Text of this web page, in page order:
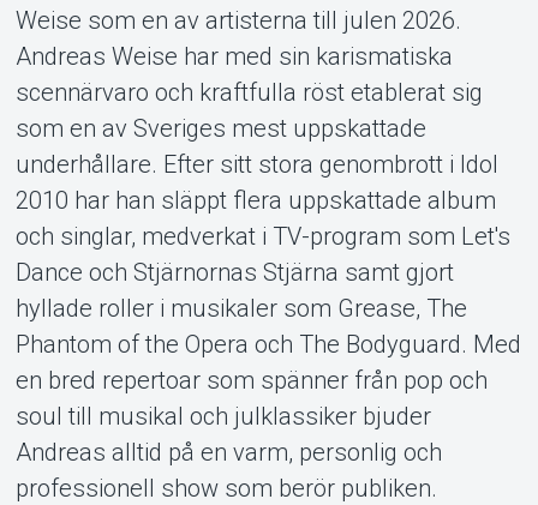
Weise som en av artisterna till julen 2026.
Andreas Weise har med sin karismatiska
scennärvaro och kraftfulla röst etablerat sig
som en av Sveriges mest uppskattade
underhållare. Efter sitt stora genombrott i Idol
2010 har han släppt flera uppskattade album
och singlar, medverkat i TV-program som Let's
Dance och Stjärnornas Stjärna samt gjort
hyllade roller i musikaler som Grease, The
Phantom of the Opera och The Bodyguard. Med
en bred repertoar som spänner från pop och
soul till musikal och julklassiker bjuder
Andreas alltid på en varm, personlig och
professionell show som berör publiken.